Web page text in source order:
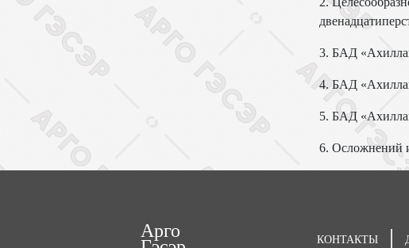
3. БАД
4. БАД
5. БАД
6. Осложнений
Арго КОНТАКТЫ